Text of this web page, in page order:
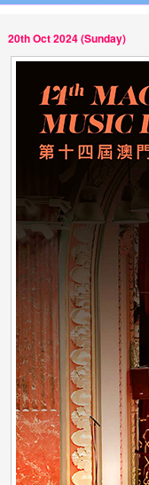
20th Oct 2024 (Sunday)